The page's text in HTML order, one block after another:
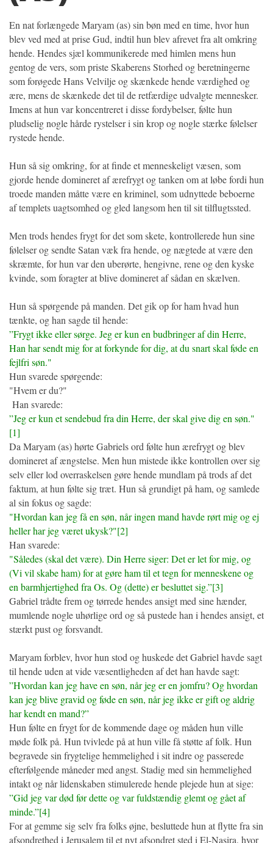
En nat forlængede Maryam (as) sin bøn med en time, hvor hun
blev ved med at prise Gud, indtil hun blev afrevet fra alt omkring
hende. Hendes sjæl kommunikerede med himlen mens hun
gentog de vers, som priste Skaberens Storhed og beretningerne
som forøgede Hans Velvilje og skænkede hende værdighed og
ære, mens de skænkede det til de retfærdige udvalgte mennesker.
Imens at hun var koncentreret i disse fordybelser, følte hun
pludselig nogle hårde rystelser i sin krop og nogle stærke følelser
rystede hende.
Hun så sig omkring, for at finde et menneskeligt væsen, som
gjorde hende domineret af ærefrygt og tanken om at løbe fordi hun
troede manden måtte være en kriminel, som udnyttede beboerne
af templets uagtsomhed og gled langsom hen til sit tilflugtssted.
Men trods hendes frygt for det som skete, kontrollerede hun sine
følelser og sendte Satan væk fra hende, og nægtede at være den
skræmte, for hun var den uberørte, hengivne, rene og den kyske
kvinde, som foragter at blive domineret af sådan en skælven.
Hun så spørgende på manden. Det gik op for ham hvad hun
tænkte, og han sagde til hende:
”Frygt ikke eller sørge. Jeg er kun en budbringer af din Herre,
Han har sendt mig for at forkynde for dig, at du snart skal føde en
fejlfri søn."
Hun svarede spørgende:
"Hvem er du?"
Han svarede:
”Jeg er kun et sendebud fra din Herre, der skal give dig en søn."
[1]
Da Maryam (as) hørte Gabriels ord følte hun ærefrygt og blev
domineret af ængstelse. Men hun mistede ikke kontrollen over sig
selv eller lod overraskelsen gøre hende mundlam på trods af det
faktum, at hun følte sig træt. Hun så grundigt på ham, og samlede
al sin fokus og sagde:
"Hvordan kan jeg få en søn, når ingen mand havde rørt mig og ej
heller har jeg været ukysk?"[2]
Han svarede:
"Således (skal det være). Din Herre siger: Det er let for mig, og
(Vi vil skabe ham) for at gøre ham til et tegn for menneskene og
en barmhjertighed fra Os. Og (dette) er besluttet sig.”[3]
Gabriel trådte frem og tørrede hendes ansigt med sine hænder,
mumlende nogle uhørlige ord og så pustede han i hendes ansigt, et
stærkt pust og forsvandt.
Maryam forblev, hvor hun stod og huskede det Gabriel havde sagt
til hende uden at vide væsentligheden af det han havde sagt:
”Hvordan kan jeg have en søn, når jeg er en jomfru? Og hvordan
kan jeg blive gravid og føde en søn, når jeg ikke er gift og aldrig
har kendt en mand?”
Hun følte en frygt for de kommende dage og måden hun ville
møde folk på. Hun tvivlede på at hun ville få støtte af folk. Hun
begravede sin frygtelige hemmelighed i sit indre og passerede
efterfølgende måneder med angst. Stadig med sin hemmelighed
intakt og når lidenskaben stimulerede hende plejede hun at sige:
”Gid jeg var død før dette og var fuldstændig glemt og gået af
minde.”[4]
For at gemme sig selv fra folks øjne, besluttede hun at flytte fra sin
afsondrethed i Jerusalem til et nyt afsondret sted i El-Nasira, hvor